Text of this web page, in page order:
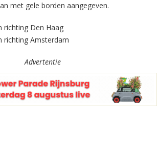
met gele borden aangegeven.
Advertentie